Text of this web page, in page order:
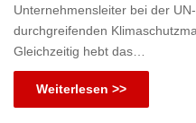
Unternehmensleiter bei der
durchgreifenden
Gleichzeitig hebt das…
Weiterlesen >>